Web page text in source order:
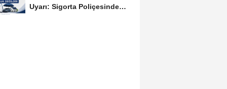
Uyarı: Sigorta Poliçesinde